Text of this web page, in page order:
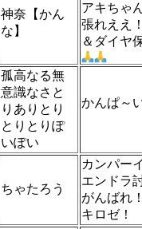
神奈【かん
な】
アキちゃ
張れええ
＆ダイヤ
孤高なる無
意識なさと
りありとり
とりとりぽ
いぽい
かんぱ～
ちゃたろう
カンパー
エンドラ
がんばれ
キロゼ！